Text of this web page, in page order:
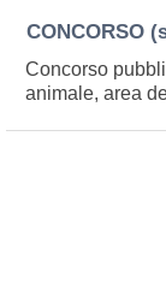
CONCORSO
Concorso
animale, area